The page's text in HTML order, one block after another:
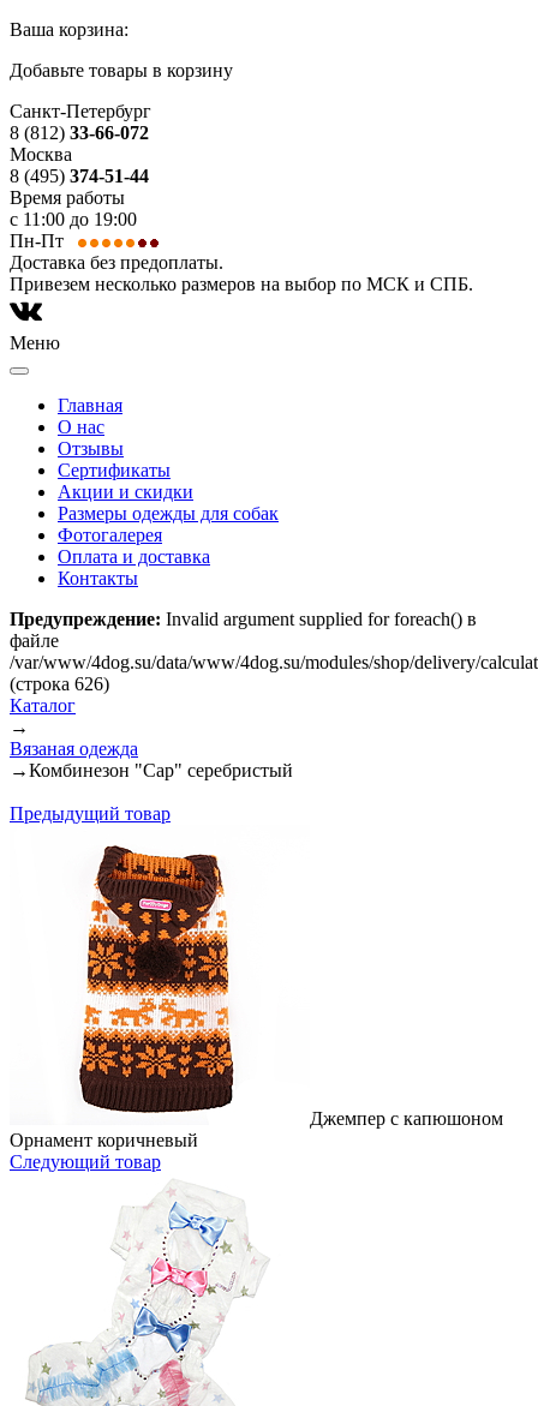
Ваша корзина:
Добавьте товары в корзину
Санкт-Петербург
8 (812) 33-66-072
Москва
8 (495) 374-51-44
Время работы
с 11:00 до 19:00
Пн-Пт
Доставка без предоплаты.
Привезем несколько размеров на выбор по МСК и СПБ.
Меню
Главная
О нас
Отзывы
Сертификаты
Акции и скидки
Размеры одежды для собак
Фотогалерея
Оплата и доставка
Контакты
Предупреждение: Invalid argument supplied for foreach() в
файле
/var/www/4dog.su/data/www/4dog.su/modules/shop/delivery/
(строка 626)
Каталог
→
Вязаная одежда
→Комбинезон "Cap" серебристый
Предыдущий товар
Джемпер с капюшоном
Орнамент коричневый
Следующий товар